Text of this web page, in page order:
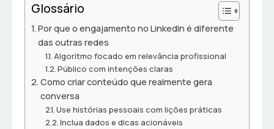
Glossário
Por que o engajamento no LinkedIn é diferente
das outras redes
Algoritmo focado em relevância profissional
Público com intenções claras
Como criar conteúdo que realmente gera
conversa
Use histórias pessoais com lições práticas
Inclua dados e dicas acionáveis